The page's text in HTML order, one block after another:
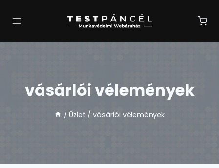
vásárlói vélemények
/ Üzlet / vásárlói vélemények